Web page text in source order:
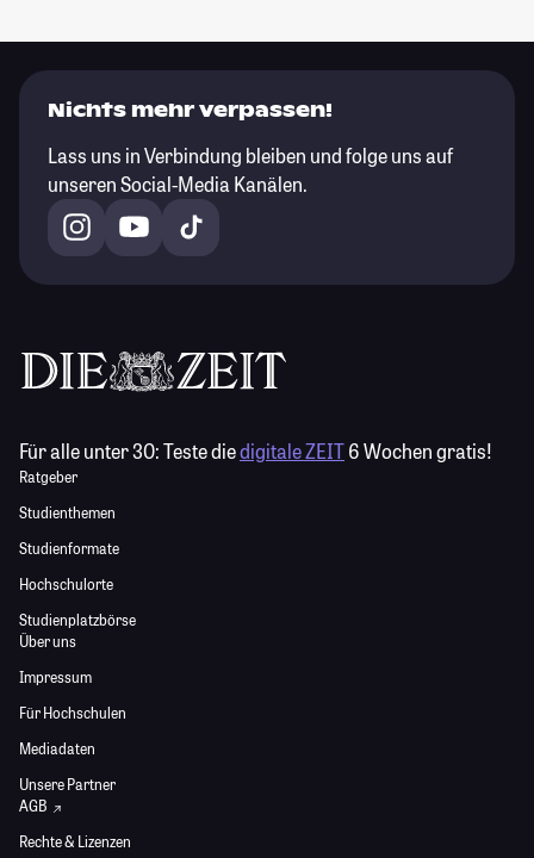
Nichts mehr verpassen!
Lass uns in Verbindung bleiben und folge uns auf
unseren Social-Media Kanälen.
Für alle unter 30:Teste diedigitale ZEIT6 Wochen gratis!
Ratgeber
Studienthemen
Studienformate
Hochschulorte
Studienplatzbörse
Über uns
Impressum
Für Hochschulen
Mediadaten
Unsere Partner
AGB
Rechte & Lizenzen